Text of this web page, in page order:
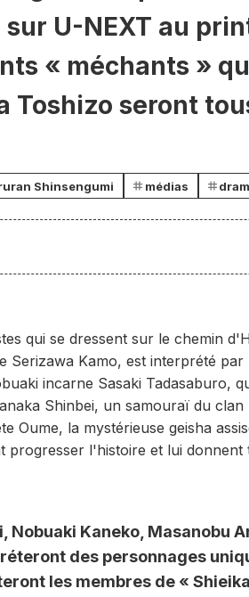
U-NEXT au
« méchants »
Toshizo seront
Shinsengumi médias
qui se dressent sur le chemin
Serizawa Kamo, est interprété
incarne Sasaki Tadasaburo,
Shinbei, un samouraï du
Oume, la mystérieuse geisha
progresser l'histoire et lui donnent
Nobuaki Kaneko, Masanobu
des personnages
les membres de «